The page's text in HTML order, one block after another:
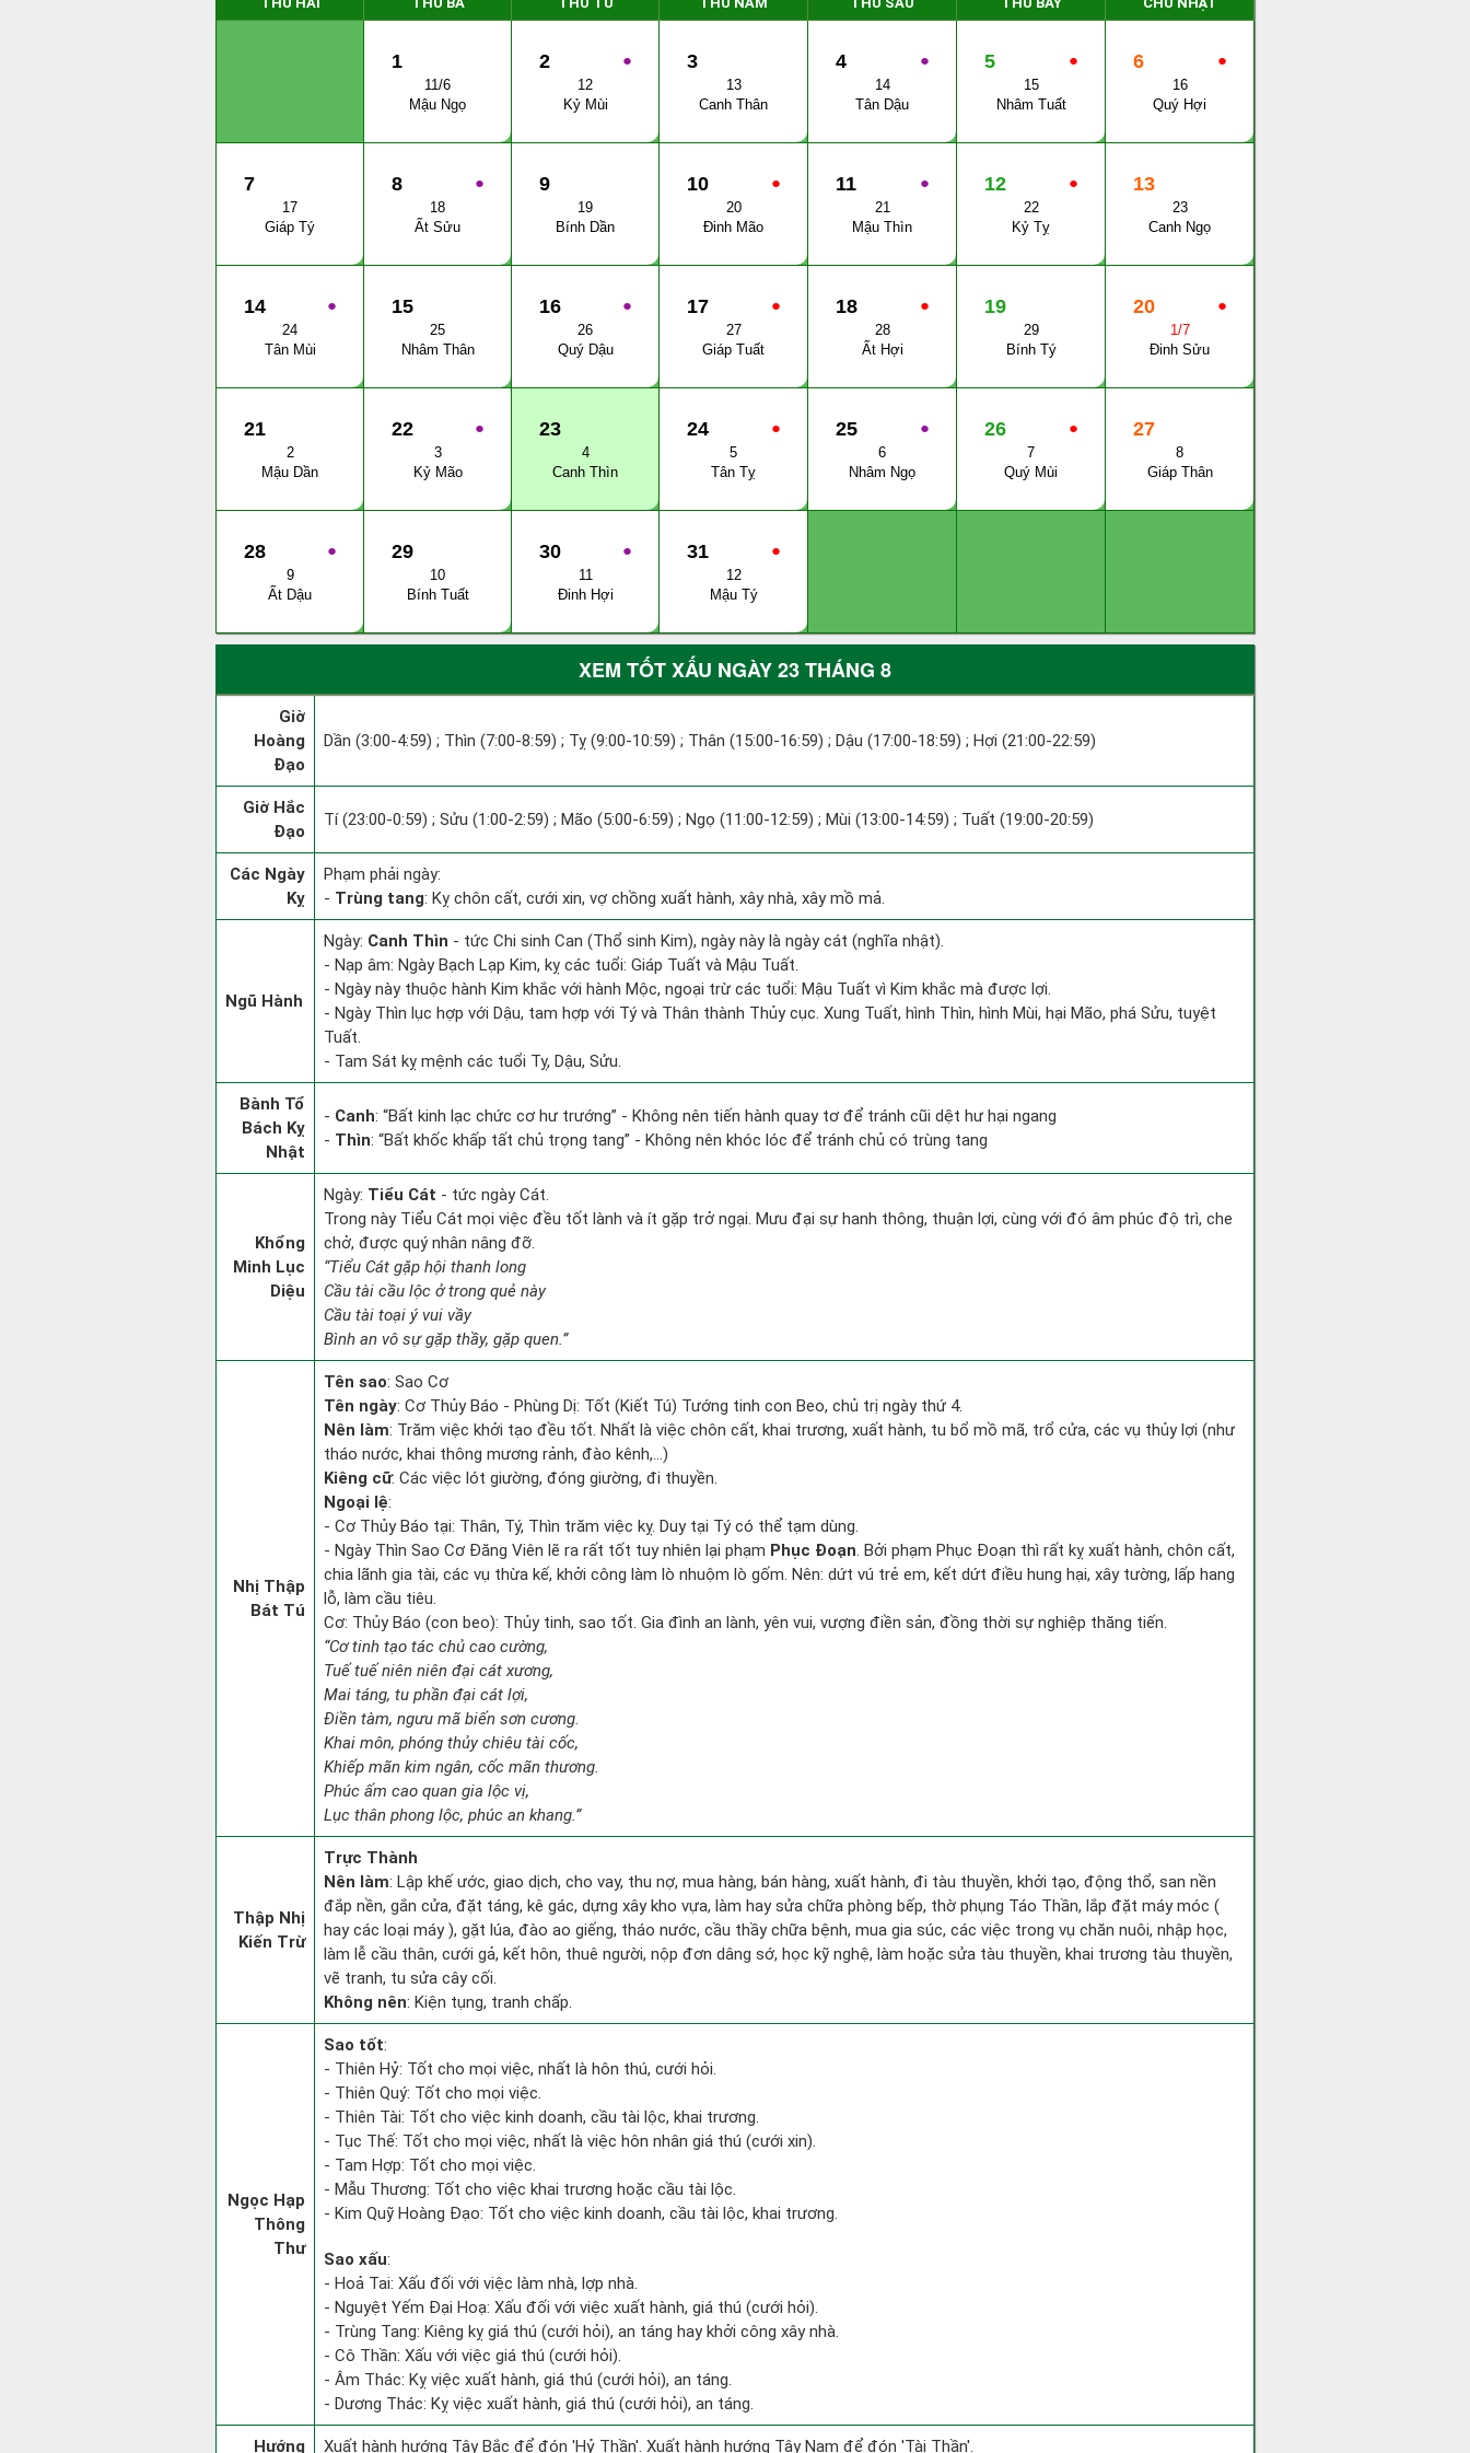
1
11/6
Mậu Ngọ
●
2
12
Kỷ Mùi
3
13
Canh Thân
●
4
14
Tân Dậu
●
5
15
Nhâm Tuất
●
6
16
Quý Hợi
7
17
Giáp Tý
●
8
18
Ất Sửu
9
19
Bính Dần
●
10
20
Đinh Mão
●
11
21
Mậu Thìn
●
12
22
Kỷ Tỵ
13
23
Canh Ngọ
●
14
24
Tân Mùi
15
25
Nhâm Thân
●
16
26
Quý Dậu
●
17
27
Giáp Tuất
●
18
28
Ất Hợi
19
29
Bính Tý
●
20
1/7
Đinh Sửu
21
2
Mậu Dần
●
22
3
Kỷ Mão
23
4
Canh Thìn
●
24
5
Tân Tỵ
●
25
6
Nhâm Ngọ
●
26
7
Quý Mùi
27
8
Giáp Thân
●
28
9
Ất Dậu
29
10
Bính Tuất
●
30
11
Đinh Hợi
●
31
12
Mậu Tý
XEM TỐT XẤU NGÀY 23 THÁNG 8
Giờ
Hoàng
Đạo
Dần (3:00-4:59) ; Thìn (7:00-8:59) ; Tỵ (9:00-10:59) ; Thân (15:00-16:59) ; Dậu (17:00-18:59) ; Hợi (21:00-22:59)
Giờ Hắc
Đạo
Tí (23:00-0:59) ; Sửu (1:00-2:59) ; Mão (5:00-6:59) ; Ngọ (11:00-12:59) ; Mùi (13:00-14:59) ; Tuất (19:00-20:59)
Các Ngày
Kỵ
Phạm phải ngày:
- Trùng tang: Kỵ chôn cất, cưới xin, vợ chồng xuất hành, xây nhà, xây mồ mả.
Ngũ Hành
Ngày: Canh Thìn - tức Chi sinh Can (Thổ sinh Kim), ngày này là ngày cát (nghĩa nhật).
- Nạp âm: Ngày Bạch Lạp Kim, kỵ các tuổi: Giáp Tuất và Mậu Tuất.
- Ngày này thuộc hành Kim khắc với hành Mộc, ngoại trừ các tuổi: Mậu Tuất vì Kim khắc mà được lợi.
- Ngày Thìn lục hợp với Dậu, tam hợp với Tý và Thân thành Thủy cục. Xung Tuất, hình Thìn, hình Mùi, hại Mão, phá Sửu, tuyệt
Tuất.
- Tam Sát kỵ mệnh các tuổi Tỵ, Dậu, Sửu.
Bành Tổ
Bách Kỵ
Nhật
- Canh: “Bất kinh lạc chức cơ hư trướng” - Không nên tiến hành quay tơ để tránh cũi dệt hư hại ngang
- Thìn: “Bất khốc khấp tất chủ trọng tang” - Không nên khóc lóc để tránh chủ có trùng tang
Khổng
Minh Lục
Diệu
Ngày: Tiểu Cát - tức ngày Cát.
Trong này Tiểu Cát mọi việc đều tốt lành và ít gặp trở ngại. Mưu đại sự hanh thông, thuận lợi, cùng với đó âm phúc độ trì, che
chở, được quý nhân nâng đỡ.
“Tiểu Cát gặp hội thanh long
Cầu tài cầu lộc ở trong quẻ này
Cầu tài toại ý vui vầy
Bình an vô sự gặp thầy, gặp quen.”
Nhị Thập
Bát Tú
Tên sao: Sao Cơ
Tên ngày: Cơ Thủy Báo - Phùng Dị: Tốt (Kiết Tú) Tướng tinh con Beo, chủ trị ngày thứ 4.
Nên làm: Trăm việc khởi tạo đều tốt. Nhất là việc chôn cất, khai trương, xuất hành, tu bổ mồ mã, trổ cửa, các vụ thủy lợi (như
tháo nước, khai thông mương rảnh, đào kênh,...)
Kiêng cữ: Các việc lót giường, đóng giường, đi thuyền.
Ngoại lệ:
- Cơ Thủy Báo tại: Thân, Tý, Thìn trăm việc kỵ. Duy tại Tý có thể tạm dùng.
- Ngày Thìn Sao Cơ Đăng Viên lẽ ra rất tốt tuy nhiên lại phạm Phục Đoạn. Bởi phạm Phục Đoạn thì rất kỵ xuất hành, chôn cất,
chia lãnh gia tài, các vụ thừa kế, khởi công làm lò nhuộm lò gốm. Nên: dứt vú trẻ em, kết dứt điều hung hại, xây tường, lấp hang
lỗ, làm cầu tiêu.
Cơ: Thủy Báo (con beo): Thủy tinh, sao tốt. Gia đình an lành, yên vui, vượng điền sản, đồng thời sự nghiệp thăng tiến.
“Cơ tinh tạo tác chủ cao cường,
Tuế tuế niên niên đại cát xương,
Mai táng, tu phần đại cát lợi,
Điền tàm, ngưu mã biến sơn cương.
Khai môn, phóng thủy chiêu tài cốc,
Khiếp mãn kim ngân, cốc mãn thương.
Phúc ấm cao quan gia lộc vị,
Lục thân phong lộc, phúc an khang.”
Thập Nhị
Kiến Trừ
Trực Thành
Nên làm: Lập khế ước, giao dịch, cho vay, thu nợ, mua hàng, bán hàng, xuất hành, đi tàu thuyền, khởi tạo, động thổ, san nền
đắp nền, gắn cửa, đặt táng, kê gác, dựng xây kho vựa, làm hay sửa chữa phòng bếp, thờ phụng Táo Thần, lắp đặt máy móc (
hay các loại máy ), gặt lúa, đào ao giếng, tháo nước, cầu thầy chữa bệnh, mua gia súc, các việc trong vụ chăn nuôi, nhập học,
làm lễ cầu thân, cưới gả, kết hôn, thuê người, nộp đơn dâng sớ, học kỹ nghệ, làm hoặc sửa tàu thuyền, khai trương tàu thuyền,
vẽ tranh, tu sửa cây cối.
Không nên: Kiện tụng, tranh chấp.
Ngọc Hạp
Thông
Thư
Sao tốt:
- Thiên Hỷ: Tốt cho mọi việc, nhất là hôn thú, cưới hỏi.
- Thiên Quý: Tốt cho mọi việc.
- Thiên Tài: Tốt cho việc kinh doanh, cầu tài lộc, khai trương.
- Tục Thế: Tốt cho mọi việc, nhất là việc hôn nhân giá thú (cưới xin).
- Tam Hợp: Tốt cho mọi việc.
- Mẫu Thương: Tốt cho việc khai trương hoặc cầu tài lộc.
- Kim Quỹ Hoàng Đạo: Tốt cho việc kinh doanh, cầu tài lộc, khai trương.
Sao xấu:
- Hoả Tai: Xấu đối với việc làm nhà, lợp nhà.
- Nguyệt Yếm Đại Hoạ: Xấu đối với việc xuất hành, giá thú (cưới hỏi).
- Trùng Tang: Kiêng kỵ giá thú (cưới hỏi), an táng hay khởi công xây nhà.
- Cô Thần: Xấu với việc giá thú (cưới hỏi).
- Âm Thác: Kỵ việc xuất hành, giá thú (cưới hỏi), an táng.
- Dương Thác: Kỵ việc xuất hành, giá thú (cưới hỏi), an táng.
Hướng Xuất hành hướng Tây Bắc để đón 'Hỷ Thần'. Xuất hành hướng Tây Nam để đón 'Tài Thần'.